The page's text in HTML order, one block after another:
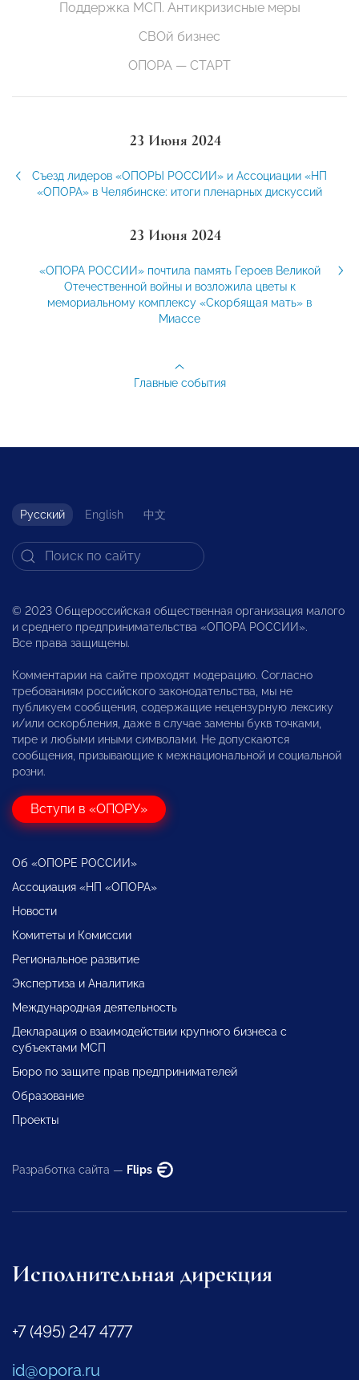
Поддержка МСП. Антикризисные меры
СВОй бизнес
ОПОРА — СТАРТ
23 Июня 2024
Съезд лидеров «ОПОРЫ РОССИИ» и Ассоциации «НП
«ОПОРА» в Челябинске: итоги пленарных дискуссий
23 Июня 2024
«ОПОРА РОССИИ» почтила память Героев Великой
Отечественной войны и возложила цветы к
мемориальному комплексу «Скорбящая мать» в
Миассе
Главные события
Русский English 中文
© 2023 Общероссийская общественная организация малого
и среднего предпринимательства «ОПОРА РОССИИ».
Все права защищены.
Комментарии на сайте проходят модерацию. Согласно
требованиям российского законодательства, мы не
публикуем сообщения, содержащие нецензурную лексику
и/или оскорбления, даже в случае замены букв точками,
тире и любыми иными символами. Не допускаются
сообщения, призывающие к межнациональной и социальной
розни.
Вступи в «ОПОРУ»
Об «ОПОРЕ РОССИИ»
Ассоциация «НП «ОПОРА»
Новости
Комитеты и Комиссии
Региональное развитие
Экспертиза и Аналитика
Международная деятельность
Декларация о взаимодействии крупного бизнеса с
субъектами МСП
Бюро по защите прав предпринимателей
Образование
Проекты
Разработка сайта — Flips
Исполнительная дирекция
+7 (495) 247 4777
id@opora.ru